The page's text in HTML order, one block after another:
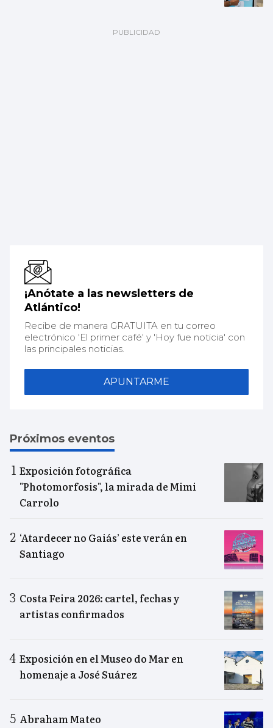
¡Anótate a las newsletters de
Atlántico!
Recibe de manera GRATUITA en tu correo
electrónico 'El primer café' y 'Hoy fue noticia' con
las principales noticias.
APUNTARME
Próximos eventos
Exposición fotográfica
"Photomorfosis", la mirada de Mimi
Carrolo
‘Atardecer no Gaiás’ este verán en
Santiago
Costa Feira 2026: cartel, fechas y
artistas confirmados
Exposición en el Museo do Mar en
homenaje a José Suárez
Abraham Mateo